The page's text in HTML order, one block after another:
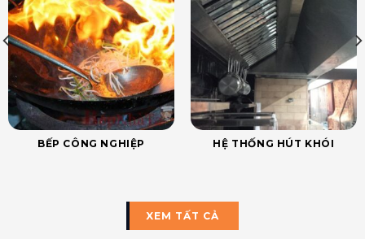
BẾP CÔNG NGHIỆP HỆ THỐNG HÚT KHÓI
XEM TẤT CẢ